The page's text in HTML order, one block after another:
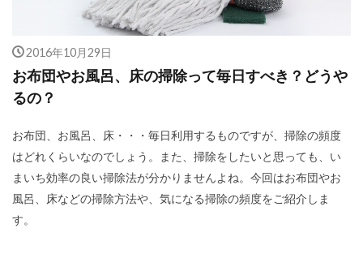
2016年10月29日
お布団やお風呂、床の掃除って毎日すべき？どうや
るの？
お布団、お風呂、床・・・毎日利用するものですが、掃除の頻度
はどれくらいなのでしょう。また、掃除をしたいと思っても、い
まいち効率の良い掃除法が分かりませんよね。今回はお布団やお
風呂、床などの掃除方法や、気になる掃除の頻度をご紹介しま
す。